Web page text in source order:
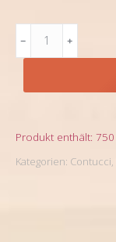
Rotwein,
DOC
Menge
Produkt enthält: 750
Kategorien: Contucci,